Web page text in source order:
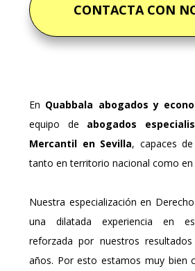
CONTACTA CON
En Quabbala abogados y
equipo de abogados
Mercantil en Sevilla, capaces
tanto en territorio nacional como en
Nuestra especialización en
una dilatada experiencia en
reforzada por nuestros
años. Por esto estamos muy bien